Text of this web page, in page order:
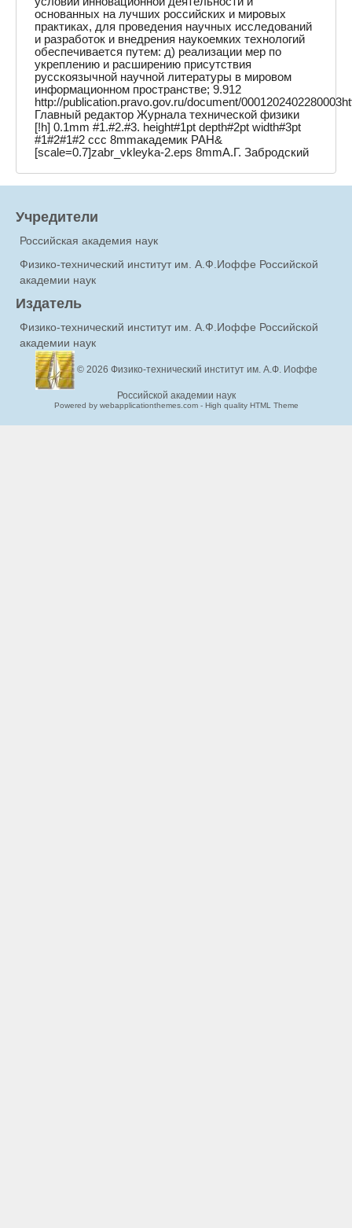
основанных на лучших российских и мировых
практиках, для проведения научных исследований
и разработок и внедрения наукоемких технологий
обеспечивается путем: д) реализации мер по
укреплению и расширению присутствия
русскоязычной научной литературы в мировом
информационном пространстве; 9.912
http://publication.pravo.gov.ru/document/
Главный редактор Журнала технической физики
[!h] 0.1mm #1.#2.#3. height#1pt depth#2pt width#3pt
#1#2#1#2 ccc 8mmакадемик РАН&
[scale=0.7]zabr_vkleyka-2.eps 8mmА.Г. Забродский
Учредители
Российская академия наук
Физико-технический институт им. А.Ф.Иоффе Российской
академии наук
Издатель
Физико-технический институт им. А.Ф.Иоффе Российской
академии наук
© 2026 Физико-технический институт им. А.Ф. Иоффе
Российской академии наук
Powered by webapplicationthemes.com - High quality HTML Theme